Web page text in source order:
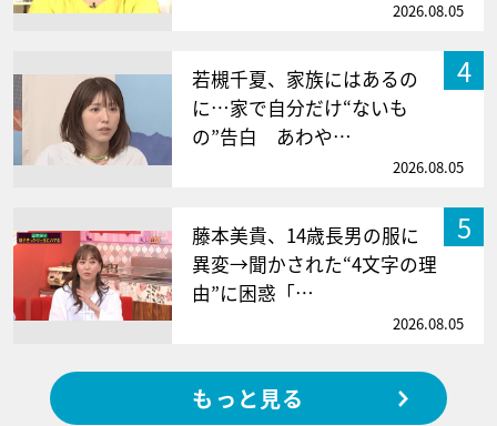
2026.08.05
4
若槻千夏、家族にはあるの
に…家で自分だけ“ないも
の”告白 あわや…
2026.08.05
5
藤本美貴、14歳長男の服に
異変→聞かされた“4文字の理
由”に困惑「…
2026.08.05
もっと見る